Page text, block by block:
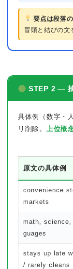
要点は段落
冒頭と結びの文
STEP 2 —
具体例（数字・
リ削除。
上位概
原文の具体例
convenience
markets
math, science,
guages
stays up late
/ rarely cleans